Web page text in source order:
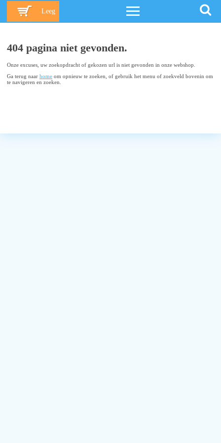
Leeg
404 pagina niet gevonden.
Onze excuses, uw zoekopdracht of gekozen url is niet gevonden in onze webshop.
Ga terug naar home om opnieuw te zoeken, of gebruik het menu of zoekveld bovenin om
te navigeren en zoeken.